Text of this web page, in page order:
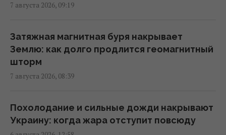
Мелони отреагировала на требование
проверок в Шенгенской зоне
02:23 суббота, 08 августа 2026
Саудовская Аравия, Пакистан и Турция
обороне, – Reuters
01:44 суббота, 08 августа 2026
7 августа 2026, 09:19
Затяжная магнитная буря накрывает
Землю: как долго продлится геомагнитный
шторм
7 августа 2026, 08:39
Похолодание и сильные дожди накрывают
Украину: когда жара отступит повсюду